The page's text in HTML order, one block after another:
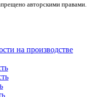
авторскими правами.
на производстве